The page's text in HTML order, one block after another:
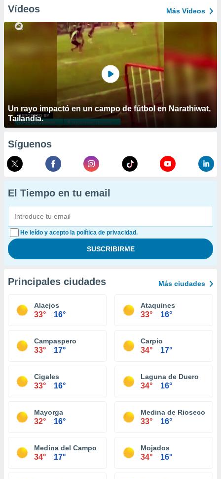
Vídeos Más Vídeos
Un rayo impactó en un campo de fútbol en Narathiwat,
Tailandia.
Síguenos
El Tiempo en tu email
He leído y acepto la política de privacidad.
Principales ciudades Más ciudades
Alaejos
33° 16°
Ataquines
33° 16°
Campaspero
33° 17°
Carpio
34° 17°
Cigales
33° 16°
Laguna de Duero
34° 16°
Mayorga
32° 16°
Medina de Rioseco
33° 16°
Medina del Campo
34° 17°
Mojados
34° 16°